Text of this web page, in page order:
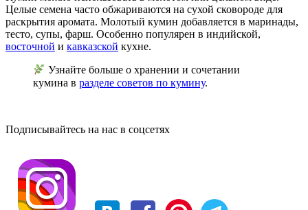
Целые семена часто обжариваются на сухой сковороде для
раскрытия аромата. Молотый кумин добавляется в маринады,
тесто, супы, фарш. Особенно популярен в индийской,
восточной и кавказской кухне.
Узнайте больше о хранении и сочетании
кумина в разделе советов по кумину.
Подписывайтесь на нас в соцсетях